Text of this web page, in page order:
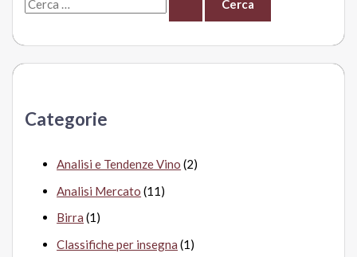
r
:Categorie
Analisi e Tendenze Vino (2)
Analisi Mercato (11)
Birra (1)
Classifiche per insegna (1)